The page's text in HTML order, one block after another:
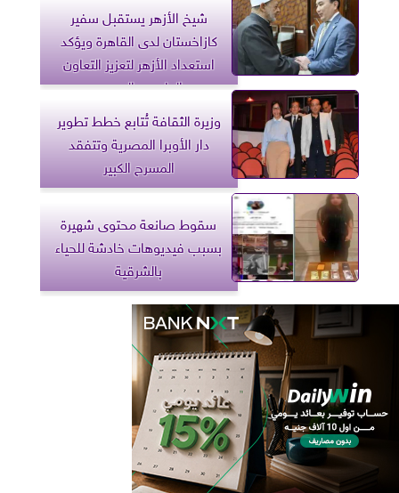
شيخ الأزهر يستقبل سفير
كازاخستان لدى القاهرة ويؤكد
استعداد الأزهر لتعزيز التعاون
العلمي والدعوي
وزيرة الثقافة تُتابع خطط تطوير
دار الأوبرا المصرية وتتفقد
المسرح الكبير
سقوط صانعة محتوى شهيرة
بسبب فيديوهات خادشة للحياء
بالشرقية